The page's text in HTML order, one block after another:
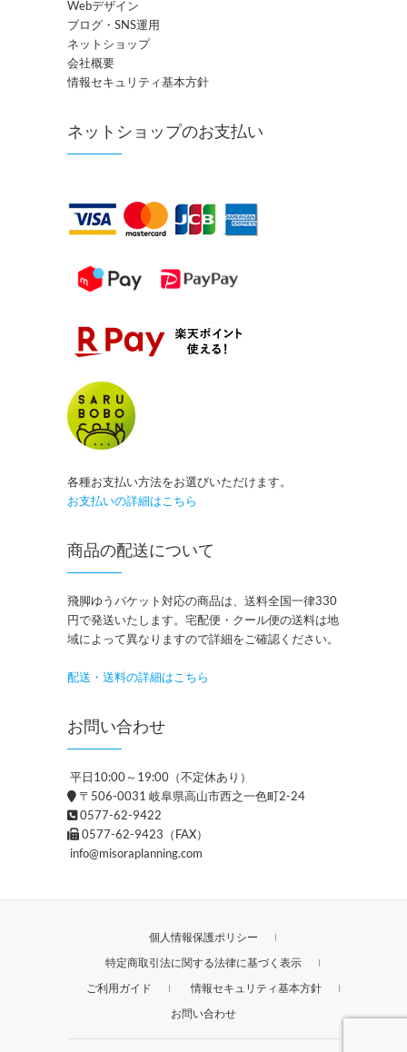
Webデザイン
ブログ・SNS運用
ネットショップ
会社概要
情報セキュリティ基本方針
ネットショップのお支払い
各種お支払い方法をお選びいただけます。
お支払いの詳細はこちら
商品の配送について
飛脚ゆうパケット対応の商品は、送料全国一律330
円で発送いたします。宅配便・クール便の送料は地
域によって異なりますので詳細をご確認ください。
配送・送料の詳細はこちら
お問い合わせ
平日10:00～19:00（不定休あり）
〒506-0031 岐阜県高山市西之一色町2-24
0577-62-9422
0577-62-9423（FAX）
info@misoraplanning.com
個人情報保護ポリシー
特定商取引法に関する法律に基づく表示
ご利用ガイド
情報セキュリティ基本方針
お問い合わせ